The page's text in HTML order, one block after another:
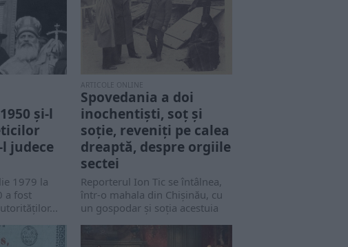
și-l
judece
1979 la
a fost
ARTICOLE ONLINE
Spovedania a doi
inochentiști, soț și
soție, reveniți pe calea
dreaptă, despre orgiile
sectei
Reporterul Ion Tic se întâlnea,
într-o mahala din Chișinău, cu
un gospodar și soția acestuia